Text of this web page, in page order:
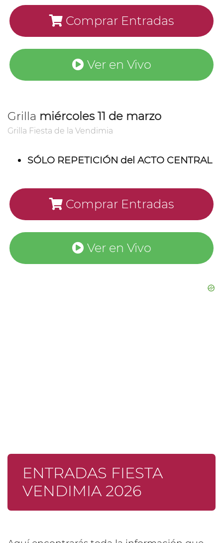
Comprar Entradas
Ver en Vivo
Grilla miércoles 11 de marzo
Grilla Fiesta de la Vendimia
SÓLO REPETICIÓN del ACTO CENTRAL
Comprar Entradas
Ver en Vivo
ENTRADAS FIESTA
VENDIMIA 2026